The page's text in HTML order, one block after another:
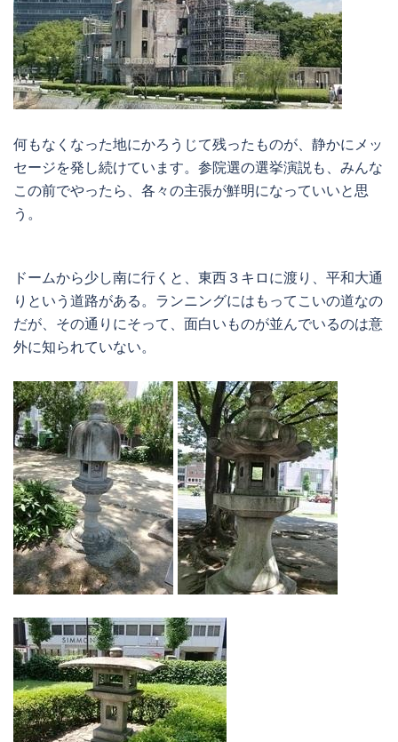
何もなくなった地にかろうじて残ったものが、静かにメッ
セージを発し続けています。参院選の選挙演説も、みんな
この前でやったら、各々の主張が鮮明になっていいと思
う。
ドームから少し南に行くと、東西３キロに渡り、平和大通
りという道路がある。ランニングにはもってこいの道なの
だが、その通りにそって、面白いものが並んでいるのは意
外に知られていない。